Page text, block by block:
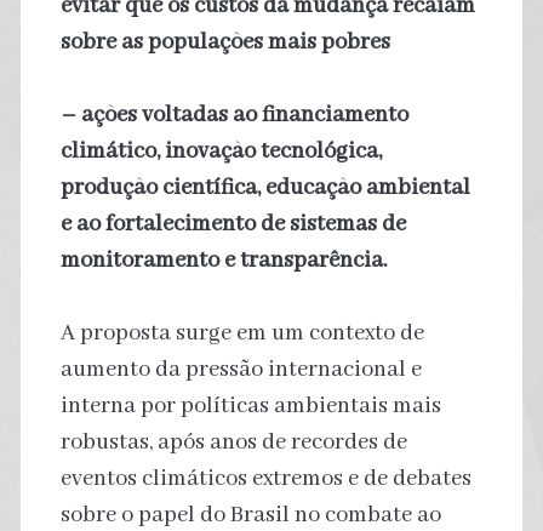
evitar que os custos da mudança recaiam
sobre as populações mais pobres
– ações voltadas ao financiamento
climático, inovação tecnológica,
produção científica, educação ambiental
e ao fortalecimento de sistemas de
monitoramento e transparência.
A proposta surge em um contexto de
aumento da pressão internacional e
interna por políticas ambientais mais
robustas, após anos de recordes de
eventos climáticos extremos e de debates
sobre o papel do Brasil no combate ao